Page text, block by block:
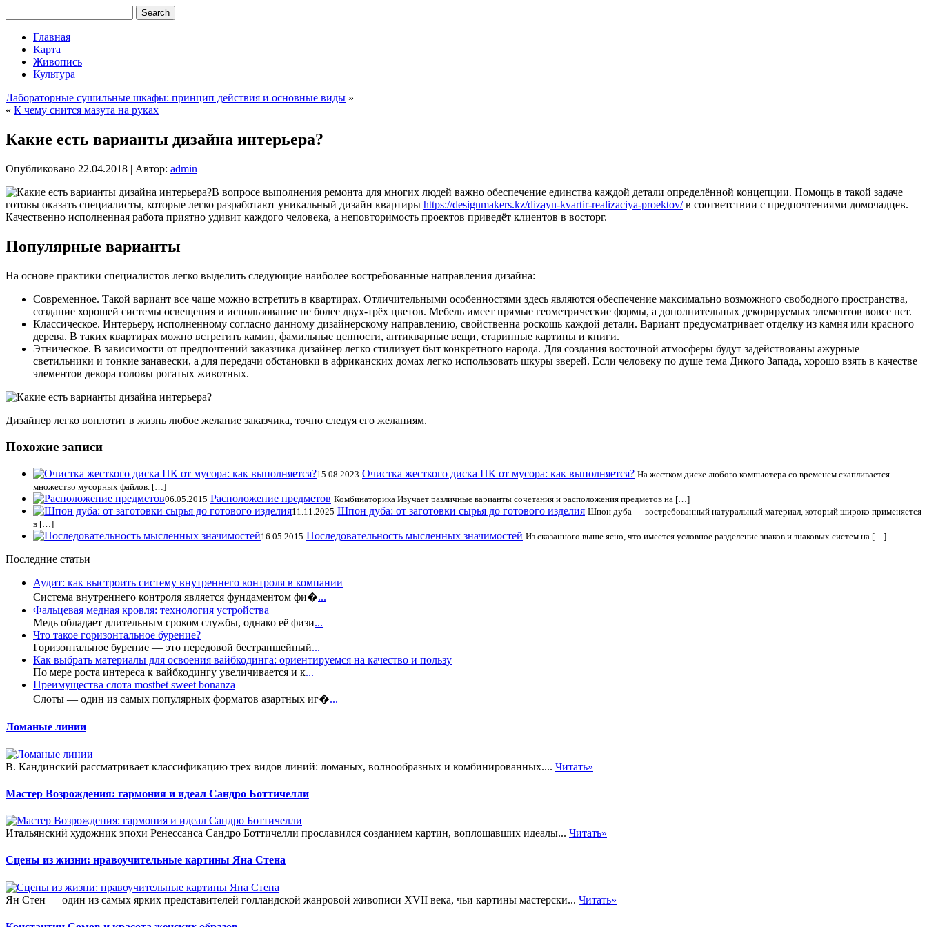
Главная
Карта
Живопись
Культура
Лабораторные сушильные шкафы: принцип действия и основные виды »
« К чему снится мазута на руках
Какие есть варианты дизайна интерьера?
Опубликовано 22.04.2018 | Автор: admin
В вопросе выполнения ремонта для многих людей важно обеспечение единства каждой детали определённой концепции. Помощь в такой задаче
готовы оказать специалисты, которые легко разработают уникальный дизайн квартиры https://designmakers.kz/dizayn-kvartir-realizaciya-proektov/в соответствии с предпочтениями домочадцев.
Качественно исполненная работа приятно удивит каждого человека, а неповторимость проектов приведёт клиентов в восторг.
Популярные варианты
На основе практики специалистов легко выделить следующие наиболее востребованные направления дизайна:
Современное. Такой вариант все чаще можно встретить в квартирах. Отличительными особенностями здесь являются обеспечение максимально возможного свободного пространства,
создание хорошей системы освещения и использование не более двух-трёх цветов. Мебель имеет прямые геометрические формы, а дополнительных декорируемых элементов вовсе нет.
Классическое. Интерьеру, исполненному согласно данному дизайнерскому направлению, свойственна роскошь каждой детали. Вариант предусматривает отделку из камня или красного
дерева. В таких квартирах можно встретить камин, фамильные ценности, антикварные вещи, старинные картины и книги.
Этническое. В зависимости от предпочтений заказчика дизайнер легко стилизует быт конкретного народа. Для создания восточной атмосферы будут задействованы ажурные
светильники и тонкие занавески, а для передачи обстановки в африканских домах легко использовать шкуры зверей. Если человеку по душе тема Дикого Запада, хорошо взять в качестве
элементов декора головы рогатых животных.
Дизайнер легко воплотит в жизнь любое желание заказчика, точно следуя его желаниям.
Похожие записи
15.08.2023 Очистка жесткого диска ПК от мусора: как выполняется? На жестком диске любого компьютера со временем скапливается
множество мусорных файлов. […]
06.05.2015 Расположение предметов Комбинаторика Изучает различные варианты сочетания и расположения предметов на […]
11.11.2025 Шпон дуба: от заготовки сырья до готового изделия Шпон дуба — востребованный натуральный материал, который широко применяется
в […]
16.05.2015 Последовательность мысленных значимостей Из сказанного выше ясно, что имеется условное разделение знаков и знаковых систем на […]
Последние статьи
Аудит: как выстроить систему внутреннего контроля в компании
Система внутреннего контроля является фундаментом фи�...
Фальцевая медная кровля: технология устройства
Медь обладает длительным сроком службы, однако её физи...
Что такое горизонтальное бурение?
Горизонтальное бурение — это передовой бестраншейный...
Как выбрать материалы для освоения вайбкодинга: ориентируемся на качество и пользу
По мере роста интереса к вайбкодингу увеличивается и к...
Преимущества слота mostbet sweet bonanza
Слоты — один из самых популярных форматов азартных иг�...
Ломаные линии
В. Кандинский рассматривает классификацию трех видов линий: ломаных, волнообразных и комбинированных.... Читать»
Мастер Возрождения: гармония и идеал Сандро Боттичелли
Итальянский художник эпохи Ренессанса Сандро Боттичелли прославился созданием картин, воплощавших идеалы... Читать»
Сцены из жизни: нравоучительные картины Яна Стена
Ян Стен — один из самых ярких представителей голландской жанровой живописи XVII века, чьи картины мастерски... Читать»